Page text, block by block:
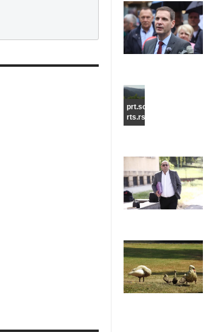
prt.scr
rts.rs